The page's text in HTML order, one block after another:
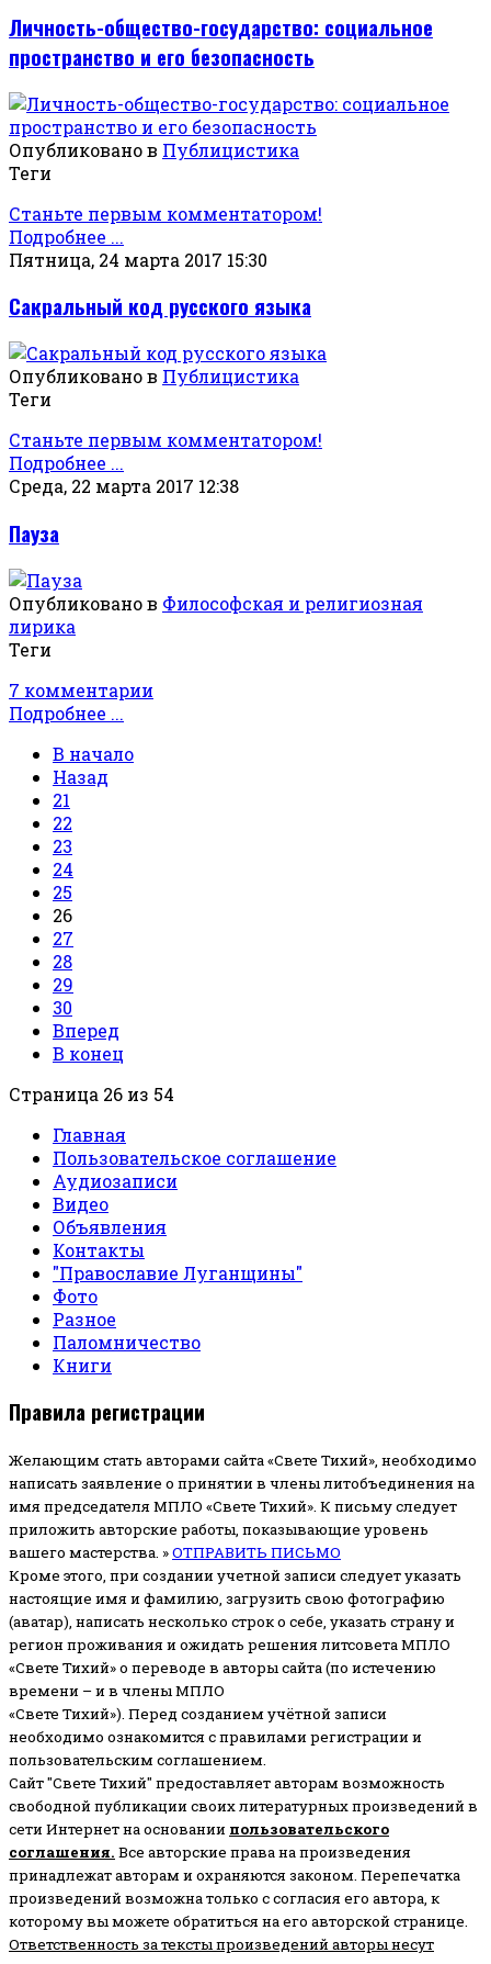
Личность-общество-государство: социальное
пространство и его безопасность
Опубликовано в Публицистика
Теги
Станьте первым комментатором!
Подробнее ...
Пятница, 24 марта 2017 15:30
Сакральный код русского языка
Опубликовано в Публицистика
Теги
Станьте первым комментатором!
Подробнее ...
Среда, 22 марта 2017 12:38
Пауза
Опубликовано в Философская и религиозная
лирика
Теги
7 комментарии
Подробнее ...
В начало
Назад
21
22
23
24
25
26
27
28
29
30
Вперед
В конец
Страница 26 из 54
Главная
Пользовательское соглашение
Аудиозаписи
Видео
Объявления
Контакты
"Православие Луганщины"
Фото
Разное
Паломничество
Книги
Правила регистрации
Желающим стать авторами сайта «Свете Тихий», необходимо
написать заявление о принятии в члены литобъединения на
имя председателя МПЛО «Свете Тихий». К письму следует
приложить авторские работы, показывающие уровень
вашего мастерства. »ОТПРАВИТЬ ПИСЬМО
Кроме этого, при создании учетной записи следует указать
настоящие имя и фамилию, загрузить свою фотографию
(аватар), написать несколько строк о себе, указать страну и
регион проживания и ожидать решения литсовета МПЛО
«Свете Тихий» о переводе в авторы сайта (по истечению
времени – и в члены МПЛО
«Свете Тихий»). Перед созданием учётной записи
необходимо ознакомится с правилами регистрации и
пользовательским соглашением.
Сайт "Свете Тихий" предоставляет авторам возможность
свободной публикации своих литературных произведений в
сети Интернет на основании пользовательского
соглашения. Все авторские права на произведения
принадлежат авторам и охраняются законом. Перепечатка
произведений возможна только с согласия его автора, к
которому вы можете обратиться на его авторской странице.
Ответственность за тексты произведений авторы несут